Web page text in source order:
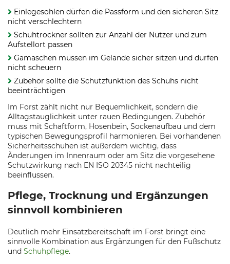
Einlegesohlen dürfen die Passform und den sicheren Sitz
nicht verschlechtern
Schuhtrockner sollten zur Anzahl der Nutzer und zum
Aufstellort passen
Gamaschen müssen im Gelände sicher sitzen und dürfen
nicht scheuern
Zubehör sollte die Schutzfunktion des Schuhs nicht
beeinträchtigen
Im Forst zählt nicht nur Bequemlichkeit, sondern die
Alltagstauglichkeit unter rauen Bedingungen. Zubehör
muss mit Schaftform, Hosenbein, Sockenaufbau und dem
typischen Bewegungsprofil harmonieren. Bei vorhandenen
Sicherheitsschuhen ist außerdem wichtig, dass
Änderungen im Innenraum oder am Sitz die vorgesehene
Schutzwirkung nach EN ISO 20345 nicht nachteilig
beeinflussen.
Pflege, Trocknung und Ergänzungen
sinnvoll kombinieren
Deutlich mehr Einsatzbereitschaft im Forst bringt eine
sinnvolle Kombination aus Ergänzungen für den Fußschutz
und Schuhpflege.